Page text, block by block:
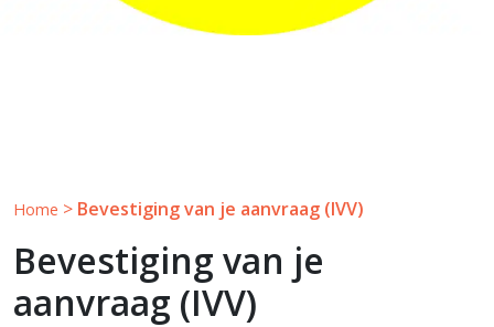
Home > Bevestiging van je aanvraag (IVV)
Bevestiging van je
aanvraag (IVV)